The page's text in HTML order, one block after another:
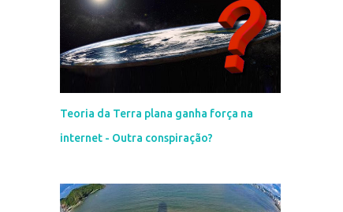
Teoria da Terra plana ganha força na
internet - Outra conspiração?